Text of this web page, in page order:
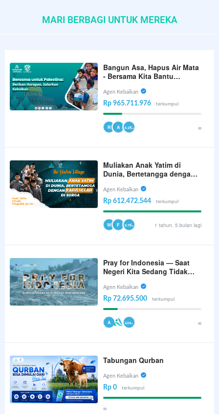
MARI BERBAGI UNTUK MEREKA
Bangun Asa, Hapus Air Mata
- Bersama Kita Bantu
Agen Kebaikan
Rp 965.711.976 terkumpul
R A 8.2K+ ∞
Muliakan Anak Yatim di
Dunia, Bertetangga dengan
Yatim Village)
Agen Kebaikan
Rp 612.472.544 terkumpul
W F 9.7K+ 1 tahun, 5 bulan lagi
Pray for Indonesia — Saat
Negeri Kita Sedang Tidak
Agen Kebaikan
Rp 72.695.500 terkumpul
A 624+ ∞
Tabungan Qurban
Agen Kebaikan
Rp 0 terkumpul
∞